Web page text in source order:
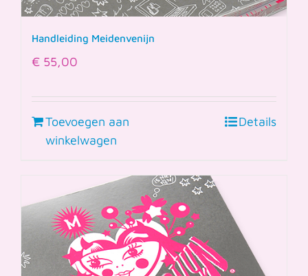
Handleiding Meidenvenijn
€ 55,00
Toevoegen aan
winkelwagen
Details